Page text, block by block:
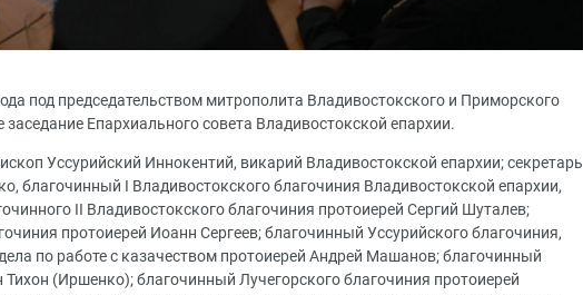
под председательством митрополита Владивостокского и Приморского
Епархиального совета Владивостокской епархии.
Уссурийский Иннокентий, викарий Владивостокской епархии; секретарь
благочинный I Владивостокского благочиния Владивостокской епархии,
II Владивостокского благочиния протоиерей Сергий Шуталев;
протоиерей Иоанн Сергеев; благочинный Уссурийского благочиния,
по работе с казачеством протоиерей Андрей Машанов; благочинный
(Иршенко); благочинный Лучегорского благочиния протоиерей